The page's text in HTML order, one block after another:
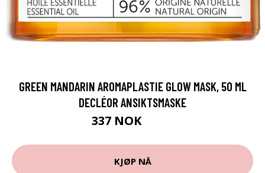
GREEN MANDARIN AROMAPLASTIE GLOW MASK, 50 ML
DECLÉOR ANSIKTSMASKE
337 NOK
KJØP NÅ